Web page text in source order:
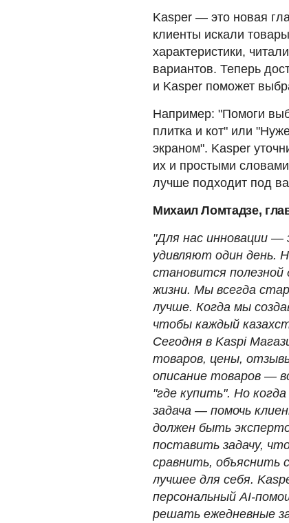
Kasper — это новая
клиенты искали
характеристики,
вариантов. Теперь
и Kasper поможет
Например: "Помоги
плитка и кот" или
экраном". Kasper
их и простыми
лучше подходит под
Михаил Ломтадзе,
"Для нас инновации
удивляют один день.
становится полезной
жизни. Мы всегда
лучше. Когда мы
чтобы каждый
Сегодня в Kaspi
товаров, цены,
описание товаров —
"где купить". Но
задача — помочь
должен быть
поставить задачу,
сравнить,
лучшее для себя.
персональный AI-
решать ежедневные